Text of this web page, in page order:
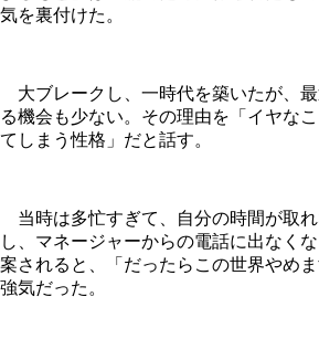
気を裏付けた。
大ブレークし、一時代を築いたが、
る機会も少ない。その理由を「イヤな
てしまう性格」だと話す。
当時は多忙すぎて、自分の時間が取
し、マネージャーからの電話に出なく
案されると、「だったらこの世界やめ
強気だった。